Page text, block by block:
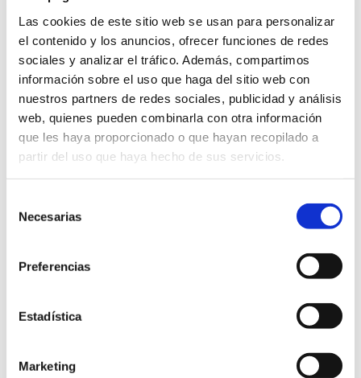
Las cookies de este sitio web se usan para personalizar
el contenido y los anuncios, ofrecer funciones de redes
sociales y analizar el tráfico. Además, compartimos
información sobre el uso que haga del sitio web con
nuestros partners de redes sociales, publicidad y análisis
web, quienes pueden combinarla con otra información
que les haya proporcionado o que hayan recopilado a
partir del uso que haya hecho de sus servicios.
Necesarias
Preferencias
Estadística
Marketing
devolver”.
Ganadores de 2025
Mejor Deportista Masculino: Iker Carbonell.
Mejor Deportista Femenina: María Pastor.
Mejor Deportista Infantil: Rita Céspedes
Delgado.
Mejor Deportista Masculino Promesa:
Nicolás Clemente.
Mejor Deportista Femenina Promesa: María
Mejor Deportista con Discapacidad: Saul
Mejor Deportista Veterano o Veterana: Luis
Ortiz.
Mejor Arbitraje Deportivo: Javier Jover.
Mejor Gestión Deportiva: Manuel Mateo.
San Vicente.